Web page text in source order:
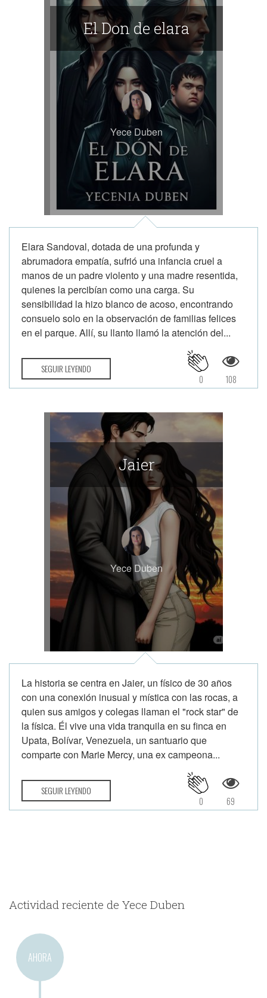
El Don de elara
Yece Duben
Elara Sandoval, dotada de una profunda y
abrumadora empatía, sufrió una infancia cruel a
manos de un padre violento y una madre resentida,
quienes la percibían como una carga. Su
sensibilidad la hizo blanco de acoso, encontrando
consuelo solo en la observación de familias felices
en el parque. Allí, su llanto llamó la atención del...
SEGUIR LEYENDO
108
0
Jaier
Yece Duben
La historia se centra en Jaier, un físico de 30 años
con una conexión inusual y mística con las rocas, a
quien sus amigos y colegas llaman el "rock star" de
la física. Él vive una vida tranquila en su finca en
Upata, Bolívar, Venezuela, un santuario que
comparte con Marie Mercy, una ex campeona...
SEGUIR LEYENDO
69
0
Actividad reciente de Yece Duben
AHORA